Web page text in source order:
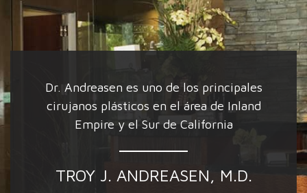
Dr. Andreasen es uno de los principales
cirujanos plásticos en el área de Inland
Empire y el Sur de California
TROY J. ANDREASEN, M.D.